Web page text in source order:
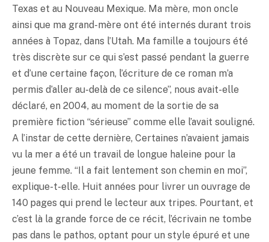
Texas et au Nouveau Mexique. Ma mère, mon oncle
ainsi que ma grand-mère ont été internés durant trois
années à Topaz, dans l’Utah. Ma famille a toujours été
très discrète sur ce qui s’est passé pendant la guerre
et d’une certaine façon, l’écriture de ce roman m’a
permis d’aller au-delà de ce silence”, nous avait-elle
déclaré, en 2004, au moment de la sortie de sa
première fiction “sérieuse” comme elle l’avait souligné.
A l’instar de cette dernière, Certaines n’avaient jamais
vu la mer a été un travail de longue haleine pour la
jeune femme. “Il a fait lentement son chemin en moi”,
explique-t-elle. Huit années pour livrer un ouvrage de
140 pages qui prend le lecteur aux tripes. Pourtant, et
c’est là la grande force de ce récit, l’écrivain ne tombe
pas dans le pathos, optant pour un style épuré et une